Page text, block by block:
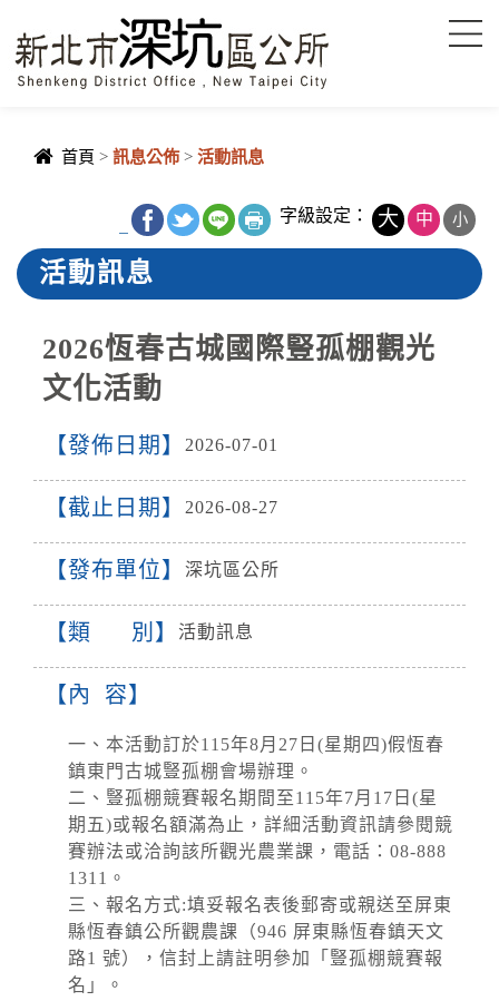
首頁 > 訊息公佈> 活動訊息
字級設定： 大 中 小
活動訊息
2026恆春古城國際豎孤棚觀光
文化活動
發佈日期 2026-07-01
截止日期 2026-08-27
發布單位 深坑區公所
類 別 活動訊息
內 容
一、本活動訂於115年8月27日(星期四)假恆春
鎮東門古城豎孤棚會場辦理。
二、豎孤棚競賽報名期間至115年7月17日(星
期五)或報名額滿為止，詳細活動資訊請參閱競
賽辦法或洽詢該所觀光農業課，電話：08-888
1311。
三、報名方式:填妥報名表後郵寄或親送至屏東
縣恆春鎮公所觀農課（946 屏東縣恆春鎮天文
路1 號），信封上請註明參加「豎孤棚競賽報
名」。